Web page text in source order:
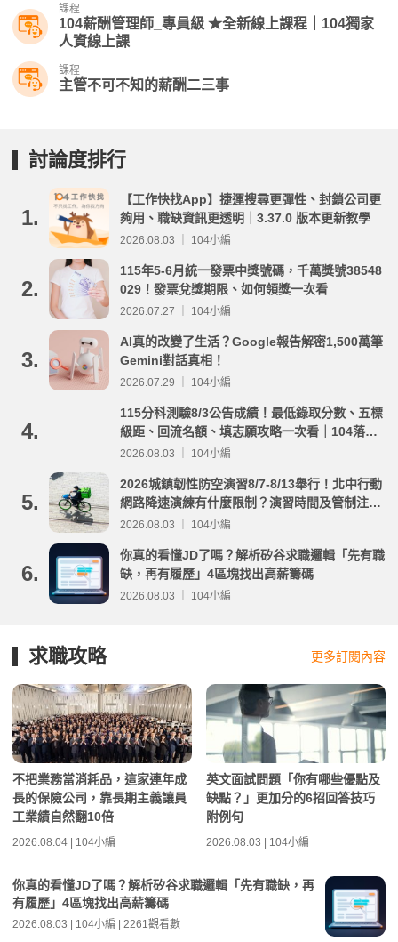
課程
104薪酬管理師_專員級 ★全新線上課程｜104獨家
人資線上課
課程
主管不可不知的薪酬二三事
討論度排行
1.
【工作快找App】捷運搜尋更彈性、封鎖公司更
夠用、職缺資訊更透明｜3.37.0 版本更新教學
2026.08.03 ｜ 104小編
2.
115年5-6月統一發票中獎號碼，千萬獎號38548
029！發票兌獎期限、如何領獎一次看
2026.07.27 ｜ 104小編
3.
AI真的改變了生活？Google報告解密1,500萬筆
Gemini對話真相！
2026.07.29 ｜ 104小編
4.
115分科測驗8/3公告成績！最低錄取分數、五標
級距、回流名額、填志願攻略一次看｜104落點
分析
2026.08.03 ｜ 104小編
5.
2026城鎮韌性防空演習8/7-8/13舉行！北中行動
網路降速演練有什麼限制？演習時間及管制注意
事項整理
2026.08.03 ｜ 104小編
6.
你真的看懂JD了嗎？解析矽谷求職邏輯「先有職
缺，再有履歷」4區塊找出高薪籌碼
2026.08.03 ｜ 104小編
求職攻略 更多訂閱內容
不把業務當消耗品，這家連年成
長的保險公司，靠長期主義讓員
工業績自然翻10倍
2026.08.04 | 104小編
英文面試問題「你有哪些優點及
缺點？」更加分的6招回答技巧
附例句
2026.08.03 | 104小編
你真的看懂JD了嗎？解析矽谷求職邏輯「先有職缺，再
有履歷」4區塊找出高薪籌碼
2026.08.03 | 104小編 | 2261觀看數